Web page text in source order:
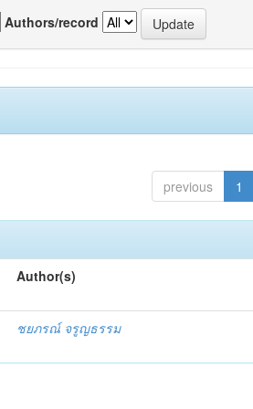
Authors/record
previous 1
Author(s)
ชยภรณ์ จรูญธรรม